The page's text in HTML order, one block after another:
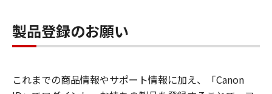
製品登録のお願い
これまでの商品情報やサポート情報に加え、「Canon